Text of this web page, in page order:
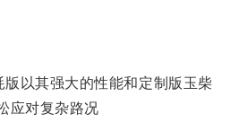
以其强大的性能和定制版玉柴
应对复杂路况